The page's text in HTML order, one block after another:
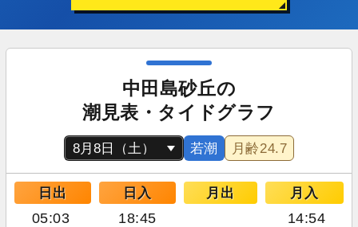
中田島砂丘の
潮見表・タイドグラフ
若潮 月齢24.7
日出 日入 月出 月入
05:03 18:45 14:54